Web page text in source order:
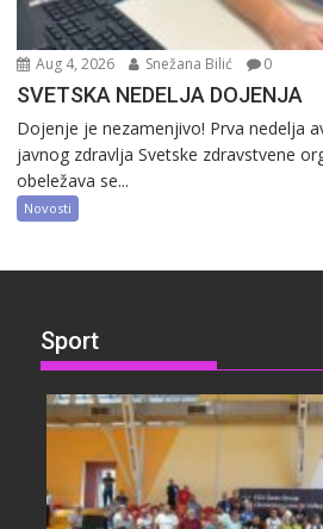
Aug 4, 2026 Snežana Bilić 0
SVETSKA NEDELJA DOJENJA
Dojenje je nezamenjivo! Prva nedelja
javnog zdravlja Svetske zdravstvene
obeležava se...
Novosti
Sport